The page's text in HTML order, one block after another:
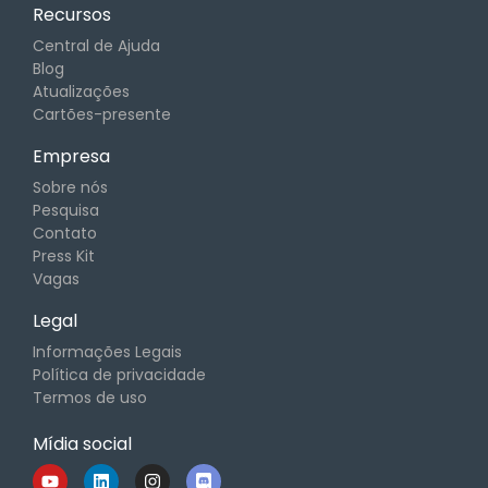
Recursos
Central de Ajuda
Blog
Atualizações
Cartões-presente
Empresa
Sobre nós
Pesquisa
Contato
Press Kit
Vagas
Legal
Informações Legais
Política de privacidade
Termos de uso
Mídia social